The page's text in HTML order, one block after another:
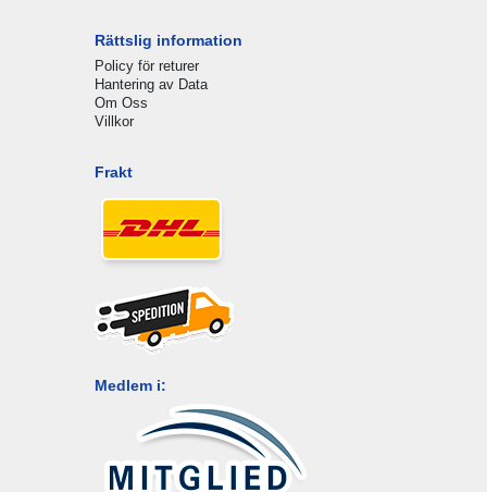
Rättslig information
Policy för returer
Hantering av Data
Om Oss
Villkor
Frakt
Medlem i: